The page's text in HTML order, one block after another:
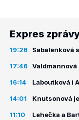
Expres
19:26 Sabalenková
17:46 Valdmannová
16:14 Laboutková i
14:01 Knutsonová
11:10 Lehečka a